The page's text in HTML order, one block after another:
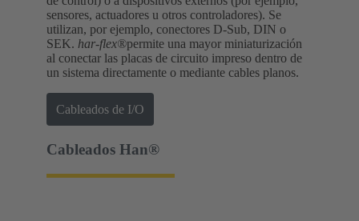
sensores, actuadores u otros controladores). Se
utilizan, por ejemplo, conectores D-Sub, DIN o
SEK. har-flex®permite una mayor miniaturización
al conectar las placas de circuito impreso dentro de
un sistema directamente o mediante cables planos.
Cableados de I/O
Cableados Han®